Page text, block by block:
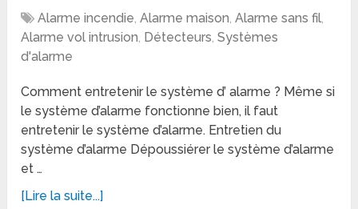
Alarme incendie,Alarme maison,Alarme sans fil,
Alarme vol intrusion, Détecteurs,Systèmes
d'alarme
Comment entretenir le système d’ alarme ? Même si
le système d’alarme fonctionne bien, il faut
entretenir le système d’alarme. Entretien du
système d’alarme Dépoussiérer le système d’alarme
et …
[Lire la suite...]